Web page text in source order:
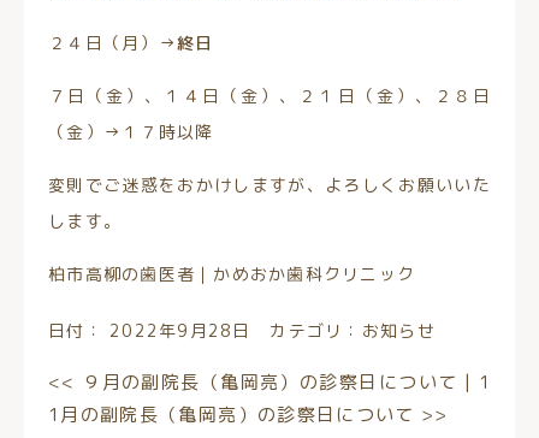
２４日（月）→終日
７日（金）、１４日（金）、２１日（金）、２８日
（金）→１７時以降
変則でご迷惑をおかけしますが、よろしくお願いいた
します。
柏市高柳の歯医者｜かめおか歯科クリニック
日付： 2022年9月28日 カテゴリ： お知らせ
<< ９月の副院長（亀岡亮）の診察日について | 1
1月の副院長（亀岡亮）の診察日について >>